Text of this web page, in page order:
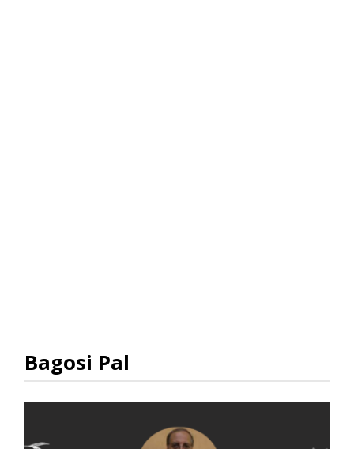
Bagosi Pal